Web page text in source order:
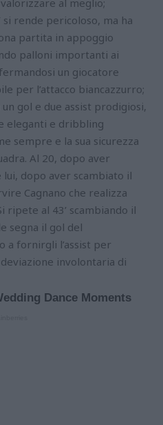
al meglio;
si rende pericoloso, ma ha
partita in appoggio
palloni importanti ai
un giocatore
per l’attacco biancazzurro;
gol e due assist prodigiosi,
eleganti e dribbling
sempre e la sua sicurezza
Al 20, dopo aver
lui, dopo aver scambiato il
Cagnano che realizza
ripete al 43’ scambiando il
segna il gol del
a fornirgli l’assist per
involontaria di